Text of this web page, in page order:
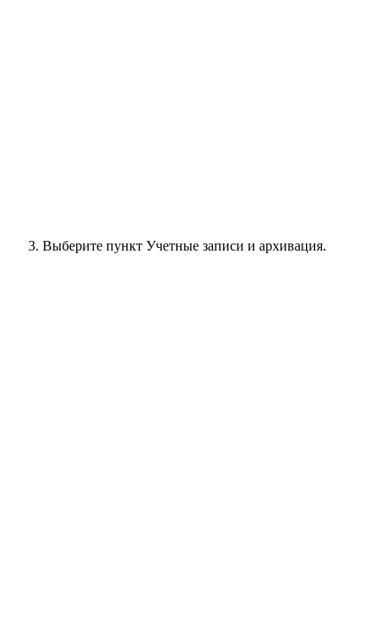
Выберите пункт Учетные записи и архивация.